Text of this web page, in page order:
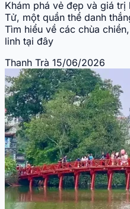
Khám phá vẻ đẹp và giá
Tử, một quần thể danh
Tìm hiểu về các chùa
linh tại đây
Thanh Trà 15/06/2026